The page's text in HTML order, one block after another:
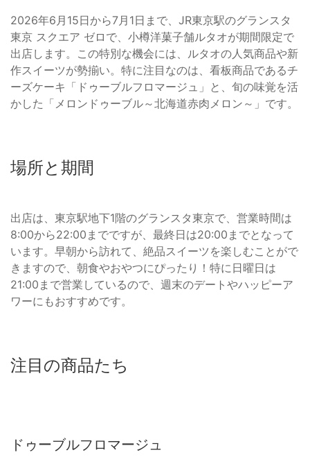
2026年6月15日から7月1日まで、JR東京駅のグランスタ
東京 スクエア ゼロで、小樽洋菓子舗ルタオが期間限定で
出店します。この特別な機会には、ルタオの人気商品や新
作スイーツが勢揃い。特に注目なのは、看板商品であるチ
ーズケーキ「ドゥーブルフロマージュ」と、旬の味覚を活
かした「メロンドゥーブル～北海道赤肉メロン～」です。
場所と期間
出店は、東京駅地下1階のグランスタ東京で、営業時間は
8:00から22:00までですが、最終日は20:00までとなって
います。早朝から訪れて、絶品スイーツを楽しむことがで
きますので、朝食やおやつにぴったり！特に日曜日は
21:00まで営業しているので、週末のデートやハッピーア
ワーにもおすすめです。
注目の商品たち
ドゥーブルフロマージュ